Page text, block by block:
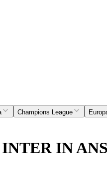
Champions League
IN